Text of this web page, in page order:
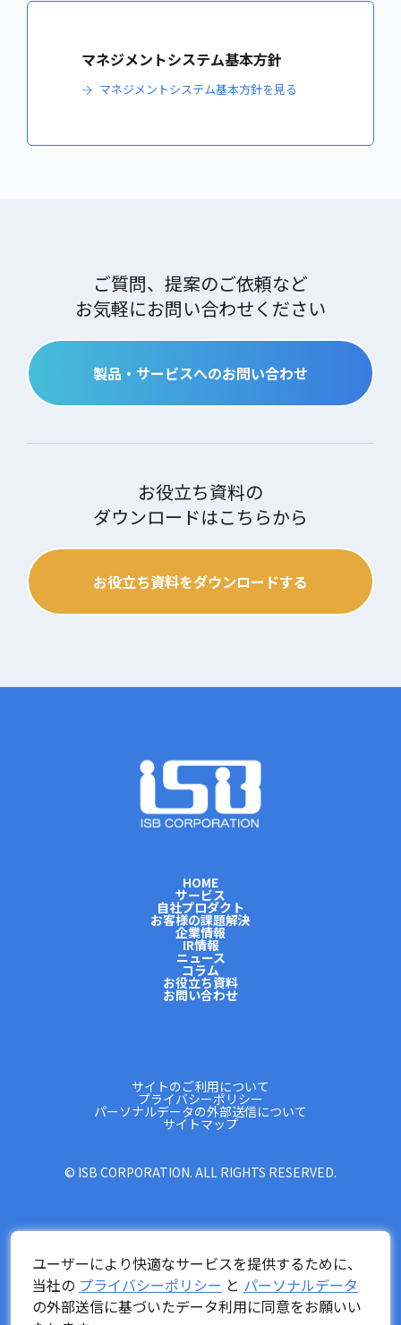
マネジメントシステム基本方針
マネジメントシステム基本方針を見る
ご質問、提案のご依頼など
お気軽にお問い合わせください
製品・サービスへのお問い合わせ
お役立ち資料の
ダウンロードはこちらから
お役立ち資料をダウンロードする
ユーザーにより快適なサービスを提供するために、
当社の プライバシーポリシー と パーソナルデータ
の外部送信に基づいたデータ利用に同意をお願いい
HOME
サービス
自社プロダクト
お客様の課題解決
企業情報
IR情報
ニュース
コラム
お役立ち資料
お問い合わせ
サイトのご利用について
プライバシーポリシー
パーソナルデータの外部送信について
サイトマップ
© ISB CORPORATION. ALL RIGHTS RESERVED.